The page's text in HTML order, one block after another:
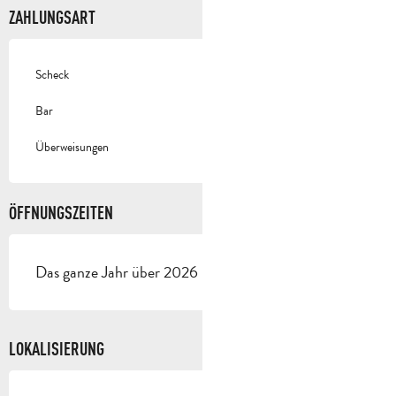
ZAHLUNGSART
Scheck
Bar
Überweisungen
ÖFFNUNGSZEITEN
Das ganze Jahr über 2026 - Geöffnet jeden tag
LOKALISIERUNG